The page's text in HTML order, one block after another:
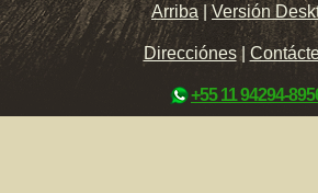
Arriba |Versión
Direcciónes|
+55 11 94294-